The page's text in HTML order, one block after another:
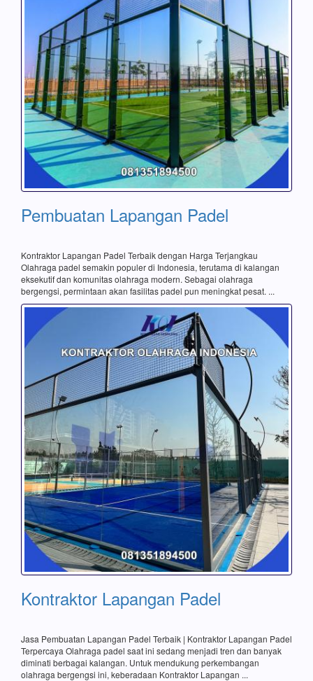
Pembuatan Lapangan Padel
Kontraktor Lapangan Padel Terbaik dengan Harga Terjangkau
Olahraga padel semakin populer di Indonesia, terutama di kalangan
eksekutif dan komunitas olahraga modern. Sebagai olahraga
bergengsi, permintaan akan fasilitas padel pun meningkat pesat. ...
Kontraktor Lapangan Padel
Jasa Pembuatan Lapangan Padel Terbaik | Kontraktor Lapangan Padel
Terpercaya Olahraga padel saat ini sedang menjadi tren dan banyak
diminati berbagai kalangan. Untuk mendukung perkembangan
olahraga bergengsi ini, keberadaan Kontraktor Lapangan ...